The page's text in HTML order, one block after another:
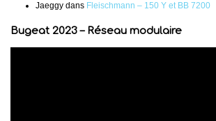
Jaeggy dans Fleischmann – 150 Y et BB 7200
Bugeat 2023 – Réseau modulaire